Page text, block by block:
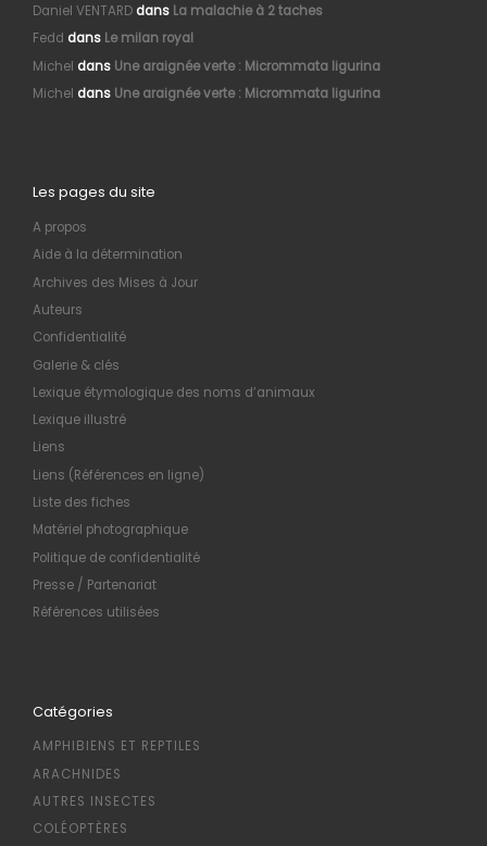
Daniel VENTARDdans La malachie à 2 taches
Fedd dans Le milan royal
Michel dans Une araignée verte : Micrommata ligurina
Michel dans Une araignée verte : Micrommata ligurina
Les pages du site
A propos
Aide à la détermination
Archives des Mises à Jour
Auteurs
Confidentialité
Galerie & clés
Lexique étymologique des noms d’animaux
Lexique illustré
Liens
Liens (Références en ligne)
Liste des fiches
Matériel photographique
Politique de confidentialité
Presse / Partenariat
Références utilisées
Catégories
AMPHIBIENS ET REPTILES
ARACHNIDES
AUTRES INSECTES
COLÉOPTÈRES